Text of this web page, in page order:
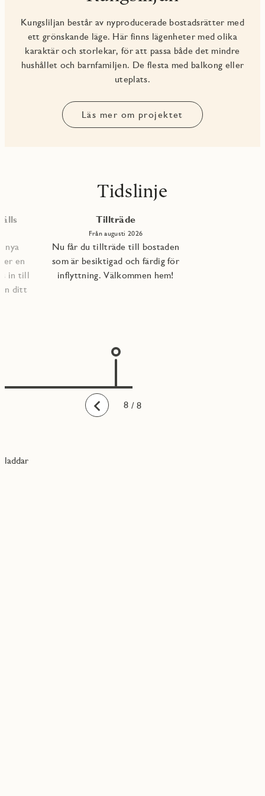
Kungsliljan består av nyproducerade bostadsrätter med
ett grönskande läge. Här finns lägenheter med olika
karaktär och storlekar, för att passa både det mindre
hushållet och barnfamiljen. De flesta med balkong eller
uteplats.
Läs mer om projektet
Tidslinje
Bakåt
nya
en
in till
ditt
Tillträde
Från augusti 2026
Nu får du tillträde till bostaden
som är besiktigad och färdig för
inflyttning. Välkommen hem!
1
2
3
4
5
6
7
8 / 8
laddar